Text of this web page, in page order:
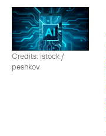
Credits: istock /
peshkov